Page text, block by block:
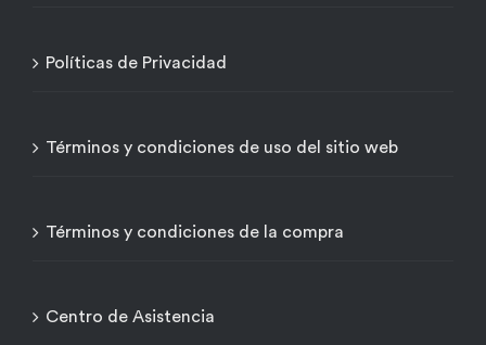
Políticas de Privacidad
Términos y condiciones de uso del sitio web
Términos y condiciones de la compra
Centro de Asistencia